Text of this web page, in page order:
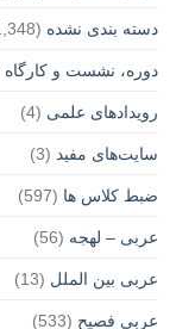
دسته بندی نشده (1,348)
دوره، نشست و کارگاه
رویدادهای علمی (4)
سایت‌های مفید (3)
ضبط کلاس ها (597)
عربی – لهجه (56)
عربی بین الملل (13)
عربی فصیح (533)